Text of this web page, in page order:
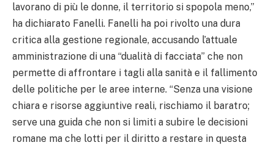
lavorano di più le donne, il territorio si spopola meno,”
ha dichiarato Fanelli. Fanelli ha poi rivolto una dura
critica alla gestione regionale, accusando l’attuale
amministrazione di una “dualità di facciata” che non
permette di affrontare i tagli alla sanità e il fallimento
delle politiche per le aree interne. “Senza una visione
chiara e risorse aggiuntive reali, rischiamo il baratro;
serve una guida che non si limiti a subire le decisioni
romane ma che lotti per il diritto a restare in questa